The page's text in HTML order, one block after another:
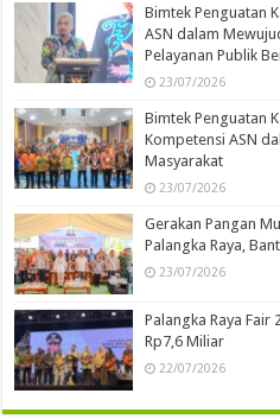
Bimtek Penguatan
ASN dalam
Pelayanan Publik
23/07/2026
Bimtek Penguatan
Kompetensi ASN
Masyarakat
23/07/2026
Gerakan Pangan
Palangka Raya,
23/07/2026
Palangka Raya Fair
Rp7,6 Miliar
22/07/2026